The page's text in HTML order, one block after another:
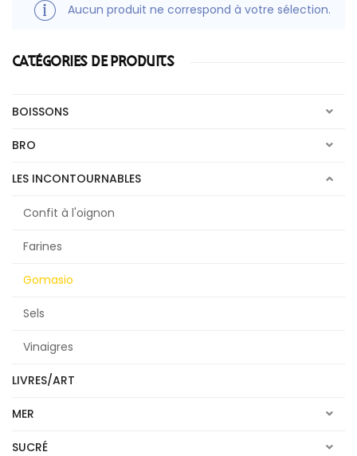
Aucun produit ne correspond à votre sélection.
CATÉGORIES DE PRODUITS
BOISSONS
BRO
LES INCONTOURNABLES
Confit à l'oignon
Farines
Gomasio
Sels
Vinaigres
LIVRES/ART
MER
SUCRÉ